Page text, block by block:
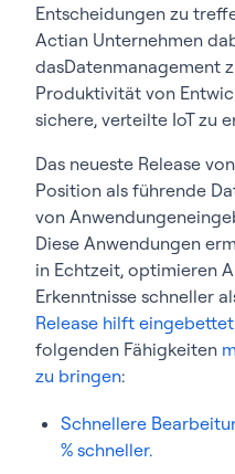
Entscheidungen zu
Actian Unternehmen
dasDatenmanagement
Produktivität von
sichere, verteilte IoT zu
Das neueste Release
Position als führende
von
Diese Anwendungen
in Echtzeit, optimieren
Erkenntnisse schneller
Release hilft
folgenden Fähigkeiten
zu bringen:
Schnellere
% schneller.